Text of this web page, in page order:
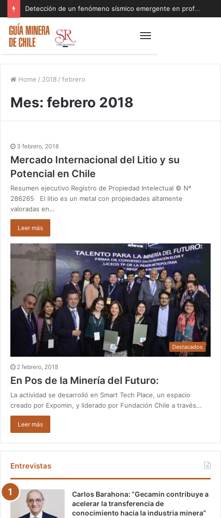
Detección de un fenómeno sísmico emergente en profundidad con riesgos diferentes a los conocidos paraliza Andes Norte
Home / 2018 / febrero
Mes: febrero 2018
3 febrero, 2018
Mercado Internacional del Litio y su
Potencial en Chile
Resumen ejecutivo Registro de Propiedad Intelectual © Nº
286265 El litio es un metal con propiedades altamente
valoradas en…
Leer más
Destacados
2 febrero, 2018
En Pos de la Minería del Futuro:
La actividad se desarrolló en Smart Tech Place, un espacio
creado por Expomin, y liderado por Fundación Chile a través…
Leer más
Entrevistas
Carlos Barahona: “Gecamin contribuye a
acelerar la transferencia de
conocimiento hacia la industria minera”